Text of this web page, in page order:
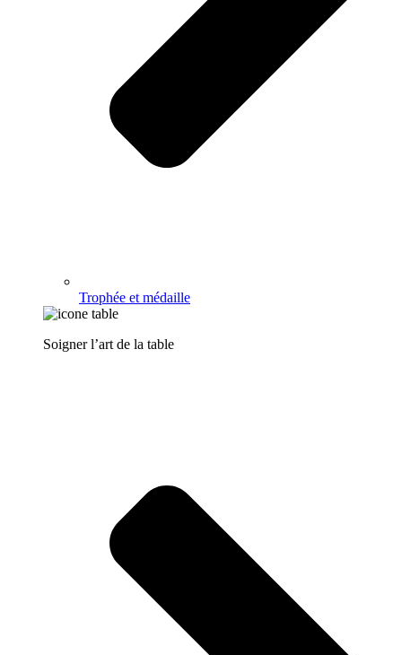
Trophée et médaille
Soigner l’art de la table